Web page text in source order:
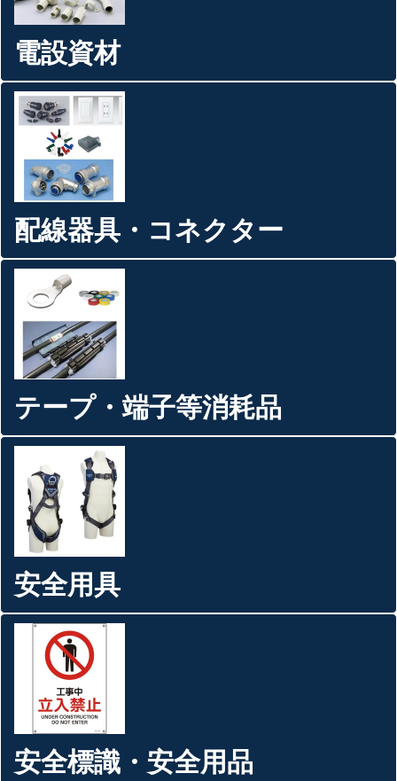
電設資材
配線器具・コネクター
テープ・端子等消耗品
安全用具
安全標識・安全用品